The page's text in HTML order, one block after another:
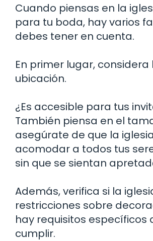
Cuando piensas en la
para tu boda, hay varios
debes tener en cuenta.
En primer lugar, considera
ubicación.
¿Es accesible para tus
También piensa en el
asegúrate de que la
acomodar a todos tus
sin que se sientan
Además, verifica si la
restricciones sobre
hay requisitos específicos
cumplir.